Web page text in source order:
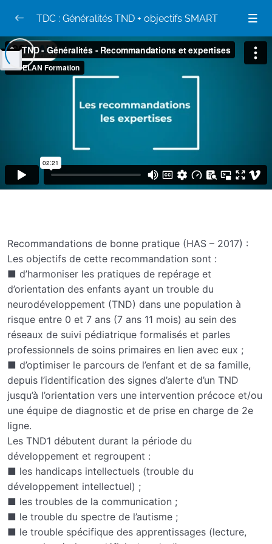
TND Généralités 0/13
Les classifications
Les recommandations et expertises collectives
TND Généralités Diag et bonnes pratiques 08:59
Le parcours diagnostique
TND Généralités Signes d’alerte et facteurs
06:48
les signes d'alerte et les facteurs de risques des
TND
TND Généralités Adaptations et
Préconisation
10:06
Adaptations et préconisations
La nouvelle stratégie nationale 2023-2027
Objectifs SMART
TDC : Généralités TND + objectifs SMART
Recommandations de bonne pratique (HAS – 2017) :
Les objectifs de cette recommandation sont :
■ d’harmoniser les pratiques de repérage et
d’orientation des enfants ayant un trouble du
neurodéveloppement (TND) dans une population à
risque entre 0 et 7 ans (7 ans 11 mois) au sein des
réseaux de suivi pédiatrique formalisés et parles
professionnels de soins primaires en lien avec eux ;
■ d’optimiser le parcours de l’enfant et de sa famille,
depuis l’identification des signes d’alerte d’un TND
jusqu’à l’orientation vers une intervention précoce et/ou
une équipe de diagnostic et de prise en charge de 2e
ligne.
Les TND1 débutent durant la période du
développement et regroupent :
■ les handicaps intellectuels (trouble du
développement intellectuel) ;
■ les troubles de la communication ;
■ le trouble du spectre de l’autisme ;
■ le trouble spécifique des apprentissages (lecture,